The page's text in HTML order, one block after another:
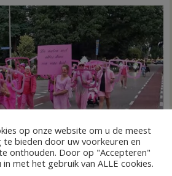
zomer
op onze website om u de meest
te bieden door uw voorkeuren en
onthouden. Door op "Accepteren"
met het gebruik van ALLE cookies.